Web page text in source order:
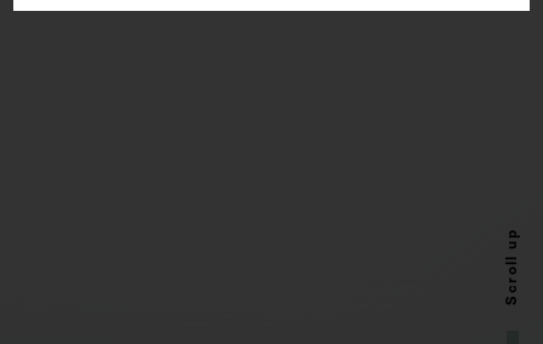
Scroll up